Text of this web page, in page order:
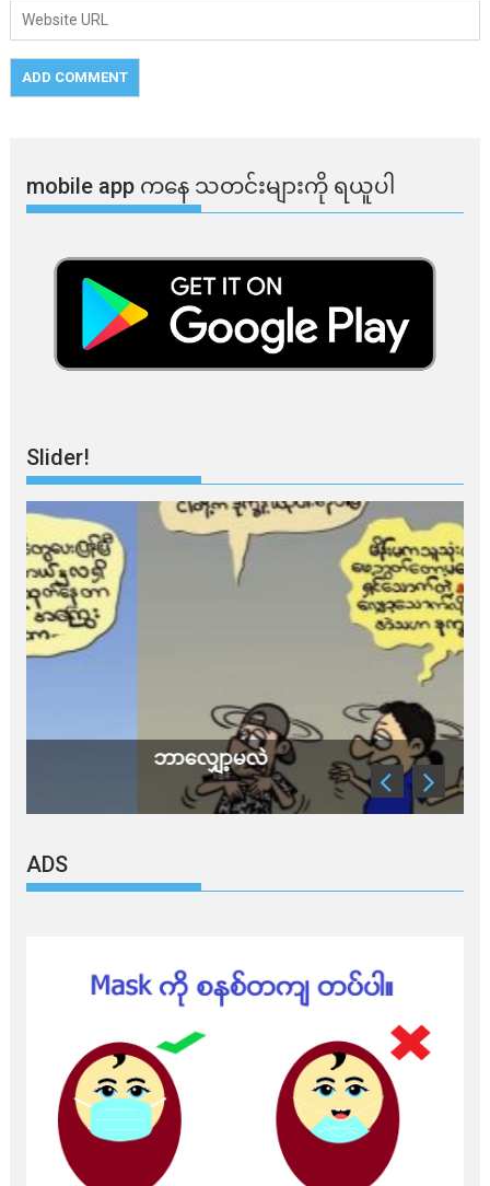
mobile app ​​ကနေ ​​သတင်းများကို ရယူပါ
Slider!
ဘာလျှော့မလဲ
ADS